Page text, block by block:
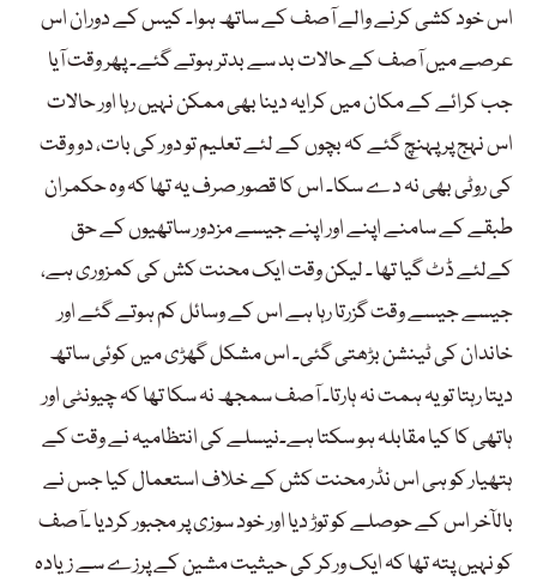
اس خود کشی کرنے والے آصف کے ساتھ ہوا۔ کیس کے دوران اس
عرصے میں آصف کے حالات بد سے بدتر ہوتے گئے۔ پھر وقت آیا
جب کرائے کے مکان میں کرایہ دینا بھی ممکن نہیں رہا اور حالات
اس نہج پر پہنچ گئے کہ بچوں کے لئے تعلیم تو دور کی بات، دو وقت
کی روٹی بھی نہ دے سکا۔ اس کا قصور صرف یہ تھا کہ وہ حکمران
طبقے کے سامنے اپنے اور اپنے جیسے مزدور ساتھیوں کے حق
کےلئے ڈٹ گیا تھا ۔ لیکن وقت ایک محنت کش کی کمزوری ہے،
جیسے جیسے وقت گزرتا رہا ہے اس کے وسائل کم ہوتے گئے اور
خاندان کی ٹینشن بڑھتی گئی۔ اس مشکل گھڑی میں کوئی ساتھ
دیتا رہتا تو یہ ہمت نہ ہارتا۔ آصف سمجھ نہ سکا تھا کہ چیونٹی اور
ہاتھی کا کیا مقابلہ ہو سکتا ہے۔نیسلے کی انتظامیہ نے وقت کے
ہتھیار کو ہی اس نڈر محنت کش کے خلاف استعمال کیا جس نے
بالآخر اس کے حوصلے کو توڑ دیا اور خود سوزی پر مجبور کردیا ۔آصف
کو نہیں پتہ تھا کہ ایک ورکر کی حیثیت مشین کے پرزے سے زیادہ